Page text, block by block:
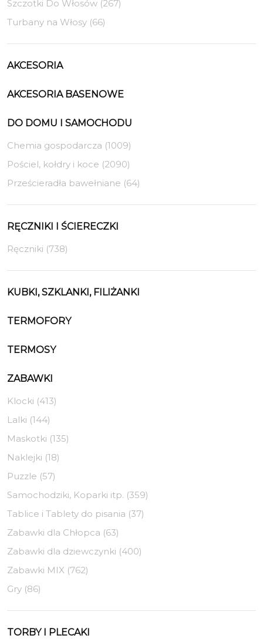
Szczotki Do Włosów (267)
Turbany na Włosy (66)
AKCESORIA
AKCESORIA BASENOWE
DO DOMU I SAMOCHODU
Chemia gospodarcza (1009)
Pościel, kołdry i koce (2090)
Prześcieradła bawełniane (64)
RĘCZNIKI I ŚCIERECZKI
Ręczniki (738)
KUBKI, SZKLANKI, FILIŻANKI
TERMOFORY
TERMOSY
ZABAWKI
Klocki (413)
Lalki (144)
Maskotki (135)
Naklejki (18)
Puzzle (57)
Samochodziki, Koparki itp. (359)
Tablice i Tablety do pisania (37)
Zabawki dla Chłopca (63)
Zabawki dla dziewczynki (400)
Zabawki MIX (762)
Gry (86)
TORBY I PLECAKI